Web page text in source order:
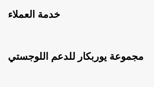
خدمة العملاء
مجموعة يوربكار للدعم اللوجستي